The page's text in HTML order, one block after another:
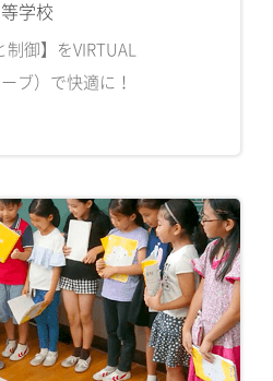
学校
御】をVIRTUAL
ブ）で快適に！